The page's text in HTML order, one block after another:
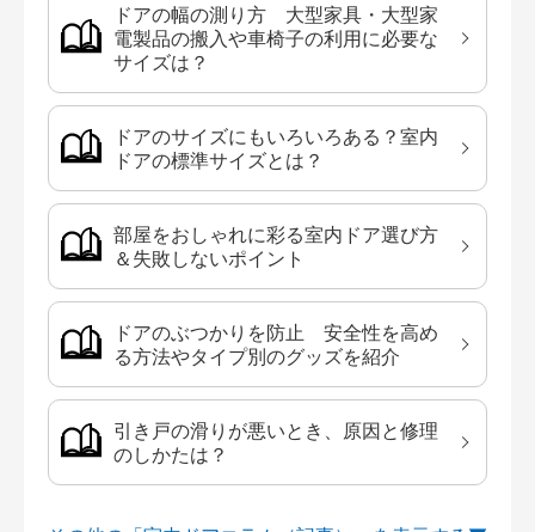
ドアの幅の測り方 大型家具・大型家
電製品の搬入や車椅子の利用に必要な
サイズは？
ドアのサイズにもいろいろある？室内
ドアの標準サイズとは？
部屋をおしゃれに彩る室内ドア選び方
＆失敗しないポイント
ドアのぶつかりを防止 安全性を高め
る方法やタイプ別のグッズを紹介
引き戸の滑りが悪いとき、原因と修理
のしかたは？